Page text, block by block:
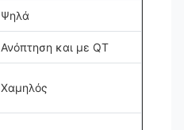
Ψηλά
Ανόπτηση και με QT
Χαμηλός